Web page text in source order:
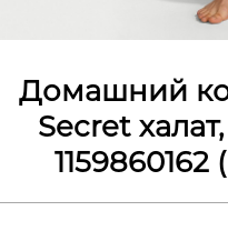
Домашний
Secret